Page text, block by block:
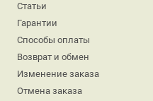
Статьи
Гарантии
Способы оплаты
Возврат и обмен
Изменение заказа
Отмена заказа